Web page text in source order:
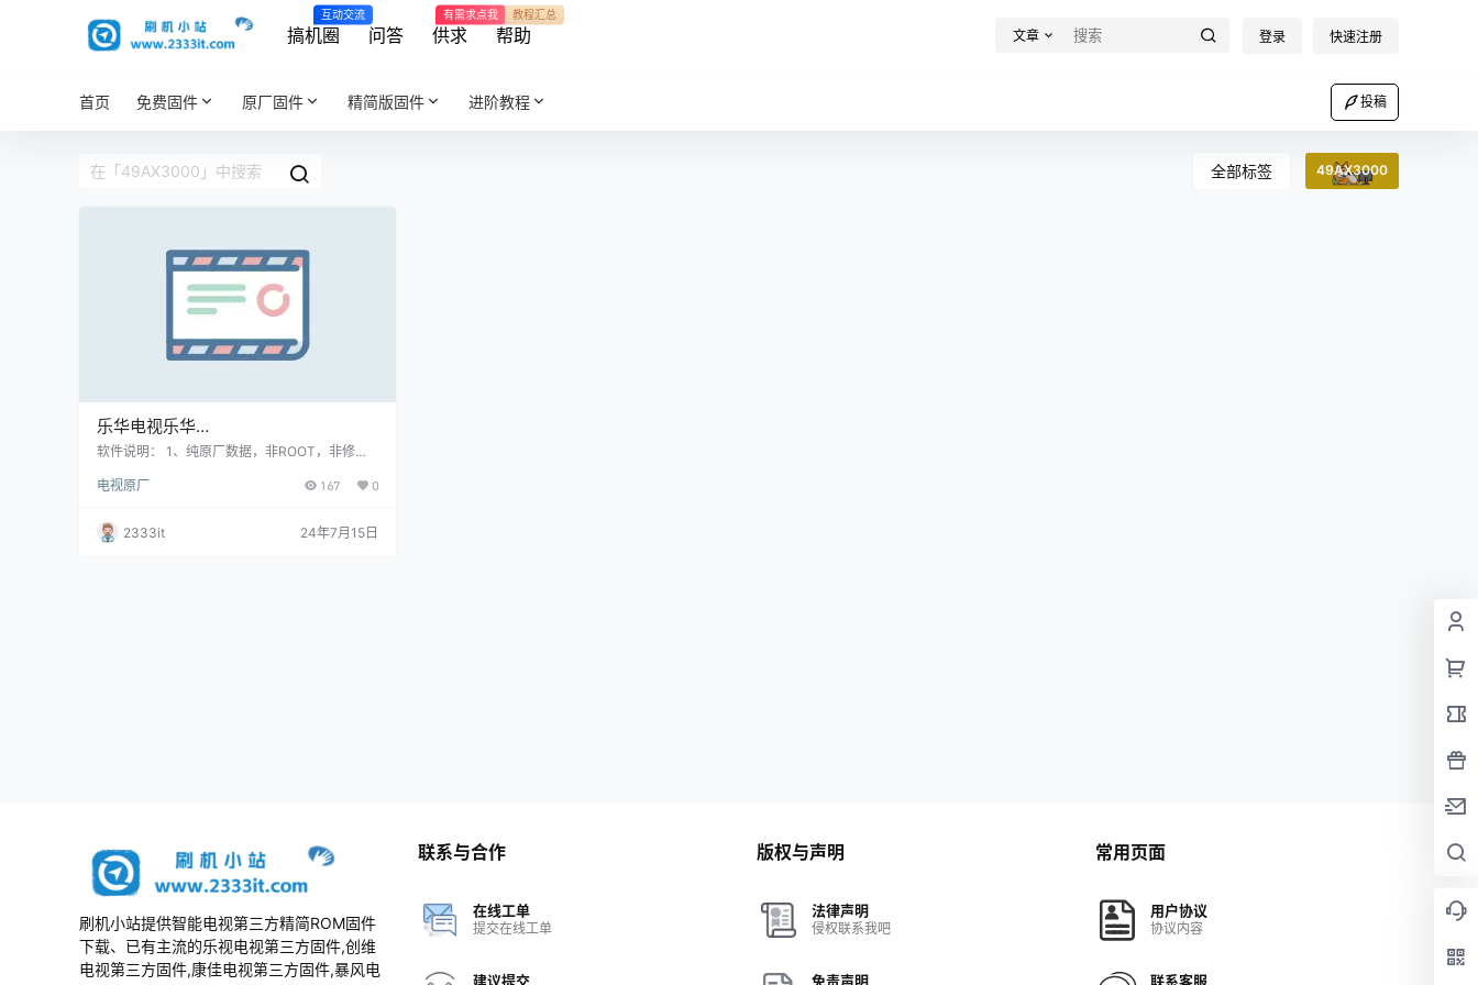
搞机圈
互动交流
问答 供求
有需求点我
帮助
教程汇总
文章 登录 快速注册
首页 免费固件 原厂固件 精简版固件 进阶教程 投稿
全部标签 49AX3000
乐华电视乐华
49AX3000_1HV510WKACN.01_ST48
机数据固件升级包
软件说明： 1、纯原厂数据，非ROOT，非修改
趣，一切源于刷机导致后果自负，本网站概不负
用，请下载后24小时内删除，谢谢合作！
电视原厂 167 0
2333it 24年7月15日
刷机小站提供智能电视第三方精简ROM固件
下载、已有主流的乐视电视第三方固件,创维
电视第三方固件,康佳电视第三方固件,暴风电
联系与合作
在线工单
提交在线工单
建议提交
版权与声明
法律声明
侵权联系我吧
免责声明
常用页面
用户协议
协议内容
联系客服